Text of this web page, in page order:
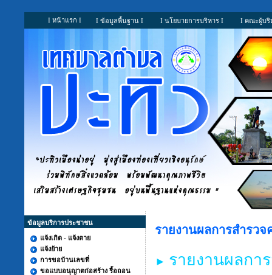
I หน้าแรก I I ข้อมูลพื้นฐาน I I นโยบายการบริหาร I I คณะผู้บริ
ข้อมูลบริการประชาชน
แจ้งเกิด - แจ้งตาย
แจ้งย้าย
การขอบ้านเลขที่
ขอแบบอนุญาตก่อสร้าง รื้อถอน
รายงานผลการสำรว
► รายงานผลกา